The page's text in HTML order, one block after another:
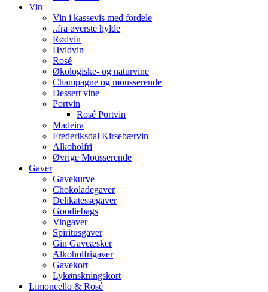
Vin
Vin i kassevis med fordele
..fra øverste hylde
Rødvin
Hvidvin
Rosé
Økologiske- og naturvine
Champagne og mousserende
Dessert vine
Portvin
Rosé Portvin
Madeira
Frederiksdal Kirsebærvin
Alkoholfri
Øvrige Mousserende
Gaver
Gavekurve
Chokoladegaver
Delikatessegaver
Goodiebags
Vingaver
Spiritusgaver
Gin Gaveæsker
Alkoholfrigaver
Gavekort
Lykønskningskort
Limoncello & Rosé